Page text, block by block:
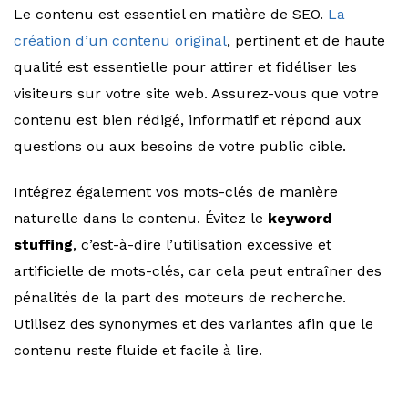
Le contenu est essentiel en matière de SEO. La
création d’un contenu original, pertinent et de haute
qualité est essentielle pour attirer et fidéliser les
visiteurs sur votre site web. Assurez-vous que votre
contenu est bien rédigé, informatif et répond aux
questions ou aux besoins de votre public cible.
Intégrez également vos mots-clés de manière
naturelle dans le contenu. Évitez le keyword
stuffing, c’est-à-dire l’utilisation excessive et
artificielle de mots-clés, car cela peut entraîner des
pénalités de la part des moteurs de recherche.
Utilisez des synonymes et des variantes afin que le
contenu reste fluide et facile à lire.